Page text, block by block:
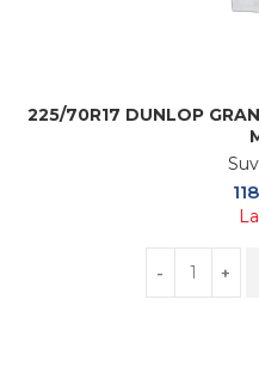
225/70R17 DUNLOP